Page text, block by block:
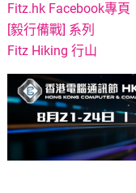
Fitz.hk Facebook專頁
[毅行備戰] 系列
Fitz Hiking 行山